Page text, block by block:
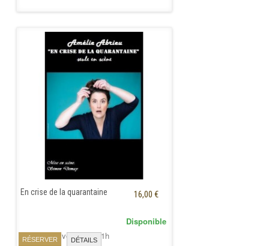
En crise de la quarantaine 16,00 €
RÉSERVER DÉTAILS
Disponible
Jeudi 26 Novembre à 21h